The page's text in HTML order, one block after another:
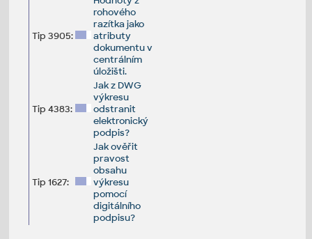
Tip 3905:
rohového
razítka jako
atributy
dokumentu v
centrálním
úložišti.
Tip 4383:
Jak z DWG
výkresu
odstranit
elektronický
podpis?
Tip 1627:
Jak ověřit
pravost
obsahu
výkresu
pomocí
digitálního
podpisu?